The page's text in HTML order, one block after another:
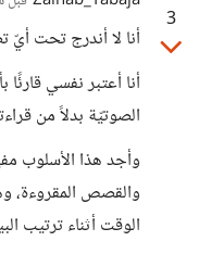
3
أنا لا أندرج تحت أيّ
أنا أعتبر نفسي
الصوتيّة بدلاً من
وأجد هذا الأسلوب
والقصص المقروءة،
الوقت أثناء ترتيب